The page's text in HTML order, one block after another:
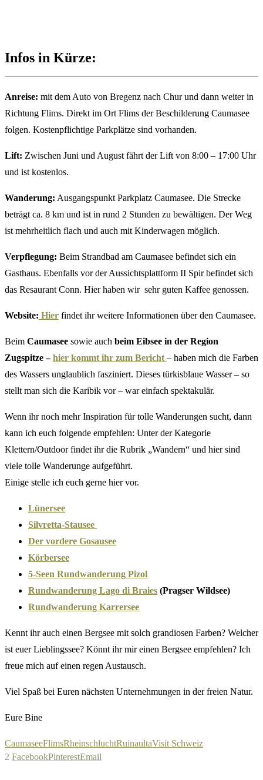
Infos in Kürze:
Anreise: mit dem Auto von Bregenz nach Chur und dann weiter in
Richtung Flims. Direkt im Ort Flims der Beschilderung Caumasee
folgen. Kostenpflichtige Parkplätze sind vorhanden.
Lift: Zwischen Juni und August fährt der Lift von 8:00 – 17:00 Uhr
und ist kostenlos.
Wanderung: Ausgangspunkt Parkplatz Caumasee. Die Strecke
beträgt ca. 8 km und ist in rund 2 Stunden zu bewältigen. Der Weg
ist mehrheitlich flach und auch mit Kinderwagen möglich.
Verpflegung: Beim Strandbad am Caumasee befindet sich ein
Gasthaus. Ebenfalls vor der Aussichtsplattform II Spir befindet sich
das Resaurant Conn. Hier haben wir sehr guten Kaffee genossen.
Website: Hier findet ihr weitere Informationen über den Caumasee.
Beim Caumasee sowie auch beim Eibsee in der Region
Zugspitze –hier kommt ihr zum Bericht – haben mich die Farben
des Wassers unglaublich fasziniert. Dieses türkisblaue Wasser – so
stellt man sich die Karibik vor – war einfach spektakulär.
Wenn ihr noch mehr Inspiration für tolle Wanderungen sucht, dann
kann ich euch folgende empfehlen: Unter der Kategorie
Klettern/Outdoor findet ihr die Rubrik „Wandern“ und hier sind
viele tolle Wanderunge aufgeführt.
Einige stelle ich euch gerne hier vor.
Lünersee
Silvretta-Stausee
Der vordere Gosausee
Körbersee
5-Seen Rundwanderung Pizol
Rundwanderung Lago di Braies (Pragser Wildsee)
Rundwanderung Karrersee
Kennt ihr auch einen Bergsee mit solch grandiosen Farben? Welcher
ist euer Lieblingssee? Könnt ihr mir einen Bergsee empfehlen? Ich
freue mich auf einen regen Austausch.
Viel Spaß bei Euren nächsten Unternehmungen in der freien Natur.
Eure Bine
CaumaseeFlimsRheinschluchtRuinaultaVisit Schweiz
2 FacebookPinterestEmail